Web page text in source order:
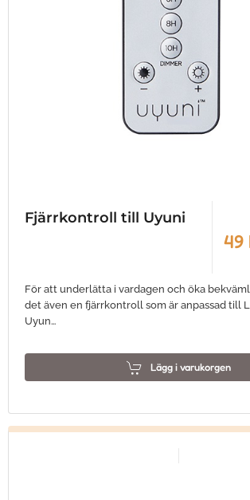
Fjärrkontroll till Uyuni
49
För att underlätta i vardagen och öka
det även en fjärrkontroll som är anpassad till
Uyun…
Lägg i varukorgen